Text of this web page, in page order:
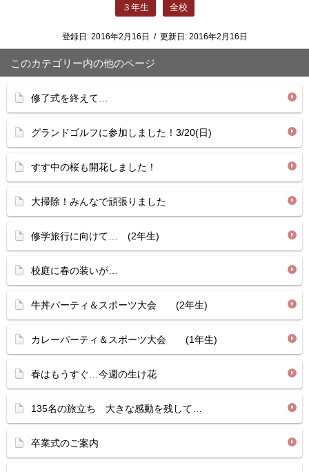
３年生
全校
登録日: 2016年2月16日 / 更新日: 2016年2月16日
このカテゴリー内の他のページ
修了式を終えて…
グランドゴルフに参加しました！3/20(日)
すす中の桜も開花しました！
大掃除！みんなで頑張りました
修学旅行に向けて… (2年生)
校庭に春の装いが…
牛丼パーティ＆スポーツ大会 (2年生)
カレーパーティ＆スポーツ大会 (1年生)
春はもうすぐ…今週の生け花
135名の旅立ち 大きな感動を残して…
卒業式のご案内